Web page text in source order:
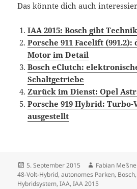
Das könnte dich auch
IAA 2015: Bosch gibt
Porsche 911 Facelift
Motor im Detail
Bosch eClutch:
Schaltgetriebe
Zurück im Dienst: Opel
Porsche 919 Hybrid:
ausgestellt
Veröffentlicht
am
5. September 2015 Autor
Fabian
48-Volt-Hybrid,autonomes Parken, Bosch,
Hybridsystem,IAA,IAA 2015